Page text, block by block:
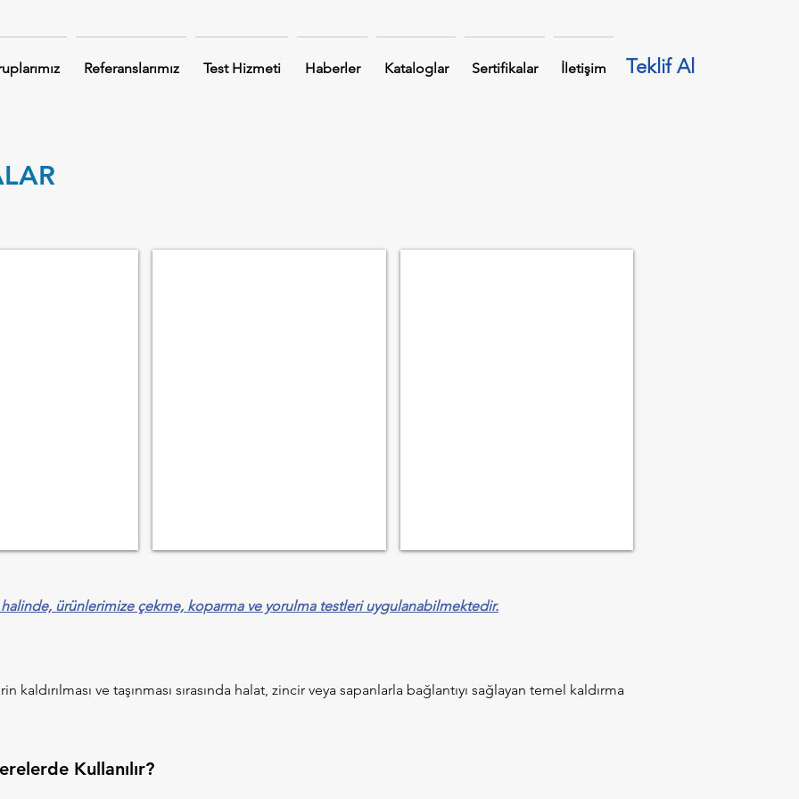
Referanslarımız Test Hizmeti Haberler Kataloglar Sertifikalar İletişim Teklif Al
ürünlerimize çekme, koparma ve yorulma testleri uygulanabilmektedir.
kaldırılması ve taşınması sırasında halat, zincir veya sapanlarla bağlantıyı sağlayan temel kaldırma
Kullanılır?